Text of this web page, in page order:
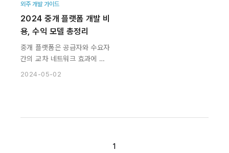
외주 개발 가이드
2024 중개 플랫폼 개발 비
용, 수익 모델 총정리
중개 플랫폼은 공급자와 수요자
간의 교차 네트워크 효과에 의
2024-05-02
1